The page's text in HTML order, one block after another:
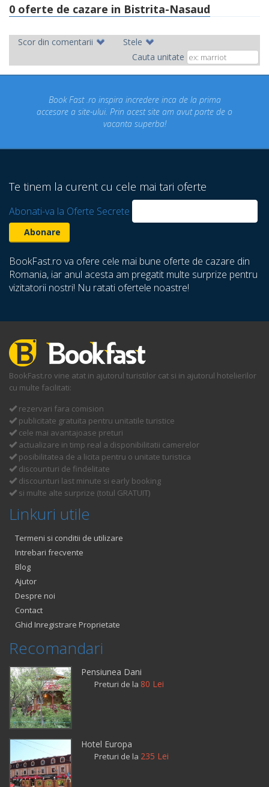
0 oferte de cazare in Bistrita-Nasaud
Scor din comentarii
Stele
Cauta unitate
inspira incredere inca de la prima
ului. Prin acest site am avut parte de o
Concediul nostru
un concediu de
Te tinem la curent cu cele mai tari oferte
Abonati-va la Oferte Secrete
BookFast.ro va ofere cele mai bune oferte de cazare din
Romania, iar anul acesta am pregatit multe surprize pentru
vizitatorii nostri! Nu ratati ofertele noastre!
BookFast.ro vine atat in ajutorul turistilor cat si in ajutorul hotelierilor
cu multe facilitati:
rezervari fara comision
publicitate gratuita pentru unitatile turistice
cele mai avantajoase preturi
actualizare in timp real a disponibilitatii camerelor
posibilitatea de a licita pentru o unitate turistica
discounturi de findelitate
discounturi last minute si early booking
si multe alte surprize (totul GRATUIT)
Linkuri utile
Termeni si conditii de utilizare
Intrebari frecvente
Blog
Ajutor
Despre noi
Contact
Ghid Inregistrare Proprietate
Recomandari
Pensiunea Dani
Preturi de la 80 Lei
Hotel Europa
Preturi de la 235 Lei